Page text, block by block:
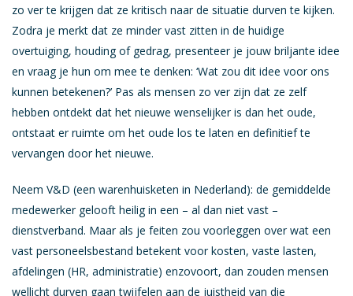
zo ver te krijgen dat ze kritisch naar de situatie durven te kijken.
Zodra je merkt dat ze minder vast zitten in de huidige
overtuiging, houding of gedrag, presenteer je jouw briljante idee
en vraag je hun om mee te denken: ‘Wat zou dit idee voor ons
kunnen betekenen?’ Pas als mensen zo ver zijn dat ze zelf
hebben ontdekt dat het nieuwe wenselijker is dan het oude,
ontstaat er ruimte om het oude los te laten en definitief te
vervangen door het nieuwe.
Neem V&D (een warenhuisketen in Nederland): de gemiddelde
medewerker gelooft heilig in een – al dan niet vast –
dienstverband. Maar als je feiten zou voorleggen over wat een
vast personeelsbestand betekent voor kosten, vaste lasten,
afdelingen (HR, administratie) enzovoort, dan zouden mensen
wellicht durven gaan twijfelen aan de juistheid van die